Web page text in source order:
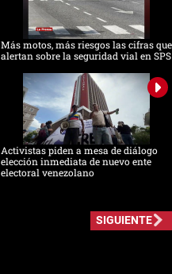
Más motos, más riesgos las cifras que
alertan sobre la seguridad vial en SPS
Activistas piden a mesa de diálogo
elección inmediata de nuevo ente
electoral venezolano
SIGUIENTE